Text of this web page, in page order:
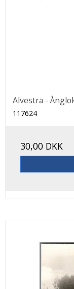
Alvestra -
117624
30,00 DKK